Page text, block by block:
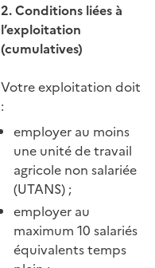
2. Conditions liées à
l’exploitation
(cumulatives)
Votre exploitation doit
:
employer au moins
une unité de travail
agricole non salariée
(UTANS) ;
employer au
maximum 10 salariés
équivalents temps